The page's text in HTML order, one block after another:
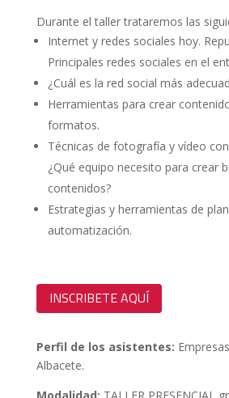
Durante el taller trataremos las
Internet y redes sociales hoy.
Principales redes sociales en el
¿Cuál es la red social más
Herramientas para crear
formatos.
Técnicas de fotografía y vídeo
¿Qué equipo necesito para crear
contenidos?
Estrategias y herramientas de
automatización.
INSCRIBETE AQUÍ
Perfil de los asistentes:
Albacete.